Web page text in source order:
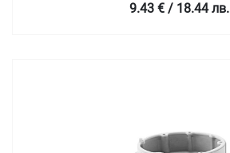
9.43 € / 18.44 лв.